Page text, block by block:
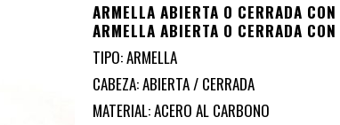
ARMELLA ABIERTA O CERRADA
ARMELLA ABIERTA O CERRADA
TIPO: ARMELLA
CABEZA: ABIERTA / CERRADA
MATERIAL: ACERO AL CARBONO